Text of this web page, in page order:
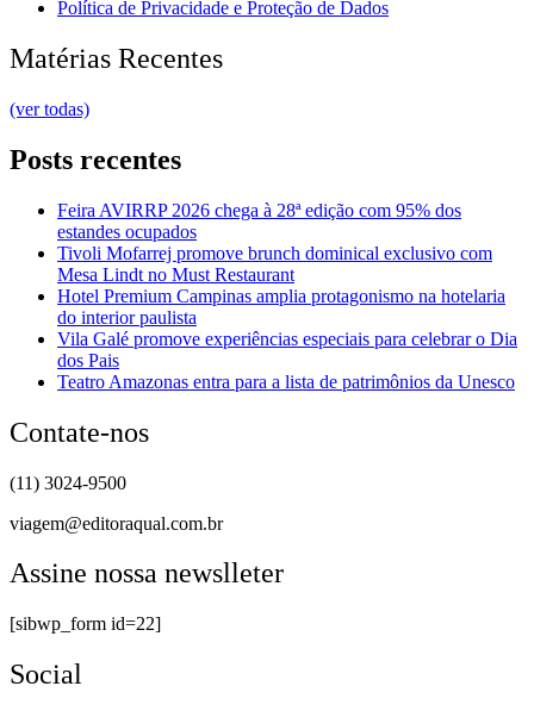
Política de Privacidade e Proteção de Dados
Matérias Recentes
(ver todas)
Posts recentes
Feira AVIRRP 2026 chega à 28ª edição com 95% dos
estandes ocupados
Tivoli Mofarrej promove brunch dominical exclusivo com
Mesa Lindt no Must Restaurant
Hotel Premium Campinas amplia protagonismo na hotelaria
do interior paulista
Vila Galé promove experiências especiais para celebrar o Dia
dos Pais
Teatro Amazonas entra para a lista de patrimônios da Unesco
Contate-nos
(11) 3024-9500
viagem@editoraqual.com.br
Assine nossa newslleter
[sibwp_form id=22]
Social